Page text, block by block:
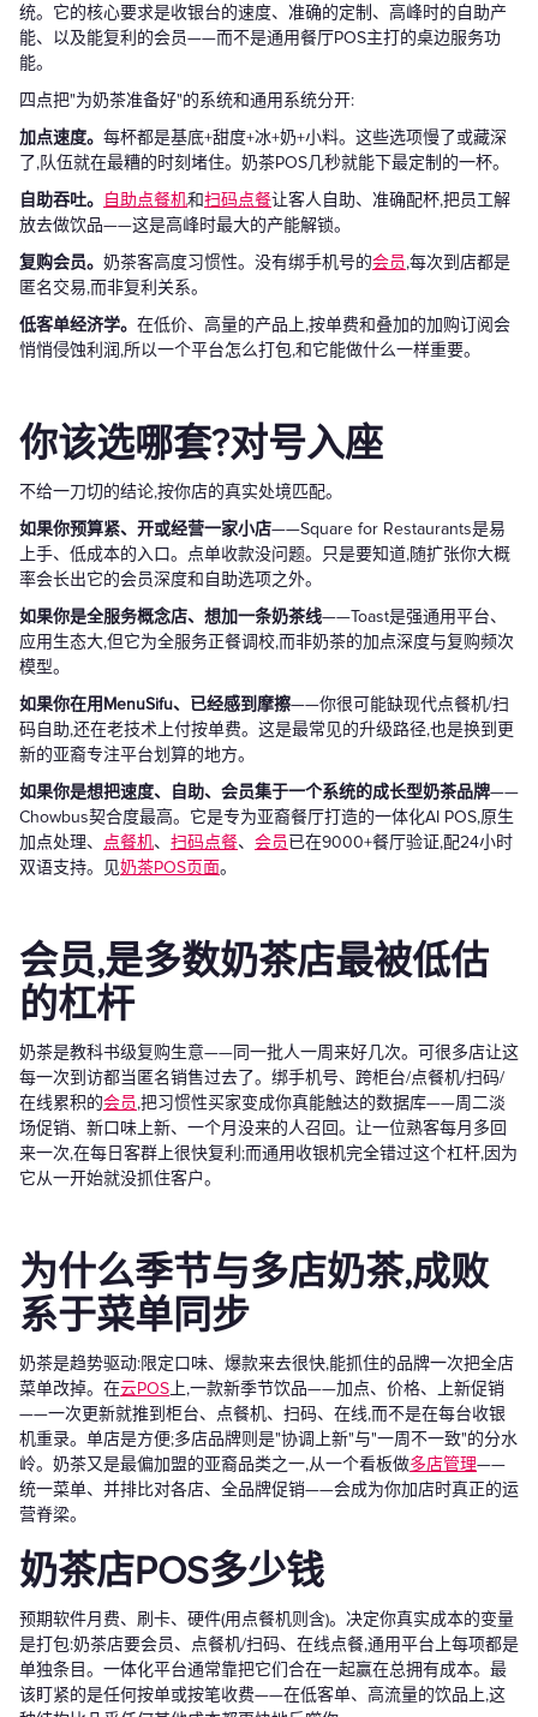
统。它的核心要求是收银台的速度、准确的定制、高峰时的自助产
能、以及能复利的会员——而不是通用餐厅POS主打的桌边服务功
能。
四点把"为奶茶准备好"的系统和通用系统分开:
加点速度。 每杯都是基底+甜度+冰+奶+小料。这些选项慢了或藏深
了,队伍就在最糟的时刻堵住。奶茶POS几秒就能下最定制的一杯。
自助吞吐。 自助点餐机和扫码点餐让客人自助、准确配杯,把员工解
放去做饮品——这是高峰时最大的产能解锁。
复购会员。 奶茶客高度习惯性。没有绑手机号的会员,每次到店都是
匿名交易,而非复利关系。
低客单经济学。 在低价、高量的产品上,按单费和叠加的加购订阅会
悄悄侵蚀利润,所以一个平台怎么打包,和它能做什么一样重要。
你该选哪套?对号入座
不给一刀切的结论,按你店的真实处境匹配。
如果你预算紧、开或经营一家小店——Square for Restaurants是易
上手、低成本的入口。点单收款没问题。只是要知道,随扩张你大概
率会长出它的会员深度和自助选项之外。
如果你是全服务概念店、想加一条奶茶线——Toast是强通用平台、
应用生态大,但它为全服务正餐调校,而非奶茶的加点深度与复购频次
模型。
如果你在用MenuSifu、已经感到摩擦——你很可能缺现代点餐机/扫
码自助,还在老技术上付按单费。这是最常见的升级路径,也是换到更
新的亚裔专注平台划算的地方。
如果你是想把速度、自助、会员集于一个系统的成长型奶茶品牌——
Chowbus契合度最高。它是专为亚裔餐厅打造的一体化AI POS,原生
加点处理、 点餐机、 扫码点餐、 会员已在9000+餐厅验证,配24小时
双语支持。见奶茶POS页面。
会员,是多数奶茶店最被低估
的杠杆
奶茶是教科书级复购生意——同一批人一周来好几次。可很多店让这
每一次到访都当匿名销售过去了。绑手机号、跨柜台/点餐机/扫码/
在线累积的会员,把习惯性买家变成你真能触达的数据库——周二淡
场促销、新口味上新、一个月没来的人召回。让一位熟客每月多回
来一次,在每日客群上很快复利;而通用收银机完全错过这个杠杆,因为
它从一开始就没抓住客户。
为什么季节与多店奶茶,成败
系于菜单同步
奶茶是趋势驱动:限定口味、爆款来去很快,能抓住的品牌一次把全店
菜单改掉。在云POS 上,一款新季节饮品——加点、价格、上新促销
——一次更新就推到柜台、点餐机、扫码、在线,而不是在每台收银
机重录。单店是方便;多店品牌则是"协调上新"与"一周不一致"的分水
岭。奶茶又是最偏加盟的亚裔品类之一,从一个看板做多店管理——
统一菜单、并排比对各店、全品牌促销——会成为你加店时真正的运
营脊梁。
奶茶店POS多少钱
预期软件月费、刷卡、硬件(用点餐机则含)。决定你真实成本的变量
是打包:奶茶店要会员、点餐机/扫码、在线点餐,通用平台上每项都是
单独条目。一体化平台通常靠把它们合在一起赢在总拥有成本。最
该盯紧的是任何按单或按笔收费——在低客单、高流量的饮品上,这